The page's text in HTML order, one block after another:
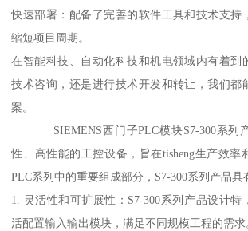
快速部署：配备了完善的软件工具和技术支持
缩短项目周期。
在智能科技、自动化科技和机电领域内有着到
技术咨询，还是进行技术开发和转让，我们都
案。
SIEMENS西门子PLC模块S7-300系列产
性、高性能的工控设备，旨在tisheng生产效率
PLC系列中的重要组成部分，S7-300系列产品具
1. 灵活性和可扩展性：S7-300系列产品设计特
活配置输入输出模块，满足不同规模工程的需求